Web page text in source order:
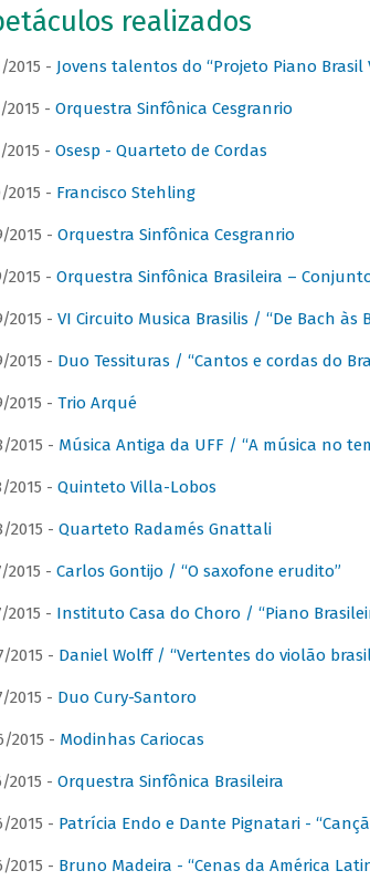
realizados
2015 - Jovens talentos do “Projeto Piano Brasil
2015 - Orquestra Sinfônica Cesgranrio
2015 - Osesp - Quarteto de Cordas
2015 - Francisco Stehling
2015 - Orquestra Sinfônica Cesgranrio
2015 - Orquestra Sinfônica Brasileira –
2015 - VI Circuito Musica Brasilis / “De Bach às
2015 - Duo Tessituras / “Cantos e cordas do
2015 - Trio Arqué
2015 - Música Antiga da UFF / “A música no
2015 - Quinteto Villa-Lobos
2015 - Quarteto Radamés Gnattali
2015 - Carlos Gontijo / “O saxofone erudito”
2015 - Instituto Casa do Choro / “Piano
2015 - Daniel Wolff / “Vertentes do violão
2015 - Duo Cury-Santoro
2015 - Modinhas Cariocas
2015 - Orquestra Sinfônica Brasileira
2015 - Patrícia Endo e Dante Pignatari -
2015 - Bruno Madeira - “Cenas da América